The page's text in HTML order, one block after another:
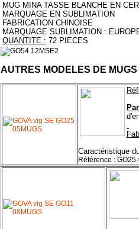
MUG MINA TASSE BLANCHE EN
MARQUAGE EN SUBLIMATION
FABRICATION CHINOISE
MARQUAGE SUBLIMATION :
QUANTITE : 72 PIECES
AUTRES MODELES DE
Caractéristique
Référence :